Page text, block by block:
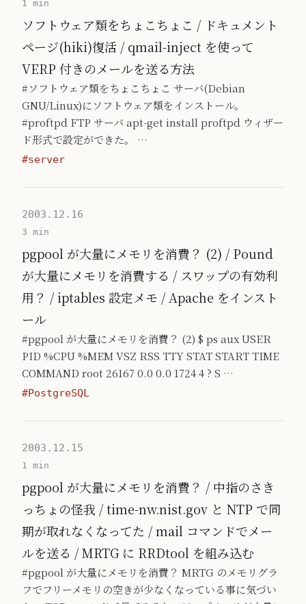
1 min
ソフトウェア類をちょこちょこ / ドキュメント
ページ(hiki)復活 / qmail-inject を使って
VERP 付きのメールを送る方法
#ソフトウェア類をちょこちょこ サーバ(Debian
GNU/Linux)にソフトウェア類をインストール。
#proftpd FTP サーバ apt-get install proftpd ウィザー
ド形式で設定ができた。 …
#server
2003.12.16
3 min
pgpool が大量にメモリを消費？ (2) / Pound
が大量にメモリを消費する / スワップの有効利
用？ / iptables 設定メモ / Apache をインスト
ール
#pgpool が大量にメモリを消費？ (2) $ ps aux USER
PID %CPU %MEM VSZ RSS TTY STAT START TIME
COMMAND root 26167 0.0 0.0 1724 4 ? S …
#PostgreSQL
2003.12.15
1 min
pgpool が大量にメモリを消費？ / 中指のさき
っちょの怪我 / time-nw.nist.gov と NTP で同
期が取れなくなってた / mail コマンドでメー
ルを送る / MRTG に RRDtool を組み込む
#pgpool が大量にメモリを消費？ MRTG のメモリグラ
フでフリーメモリの空きが少なくなっている事に気づい